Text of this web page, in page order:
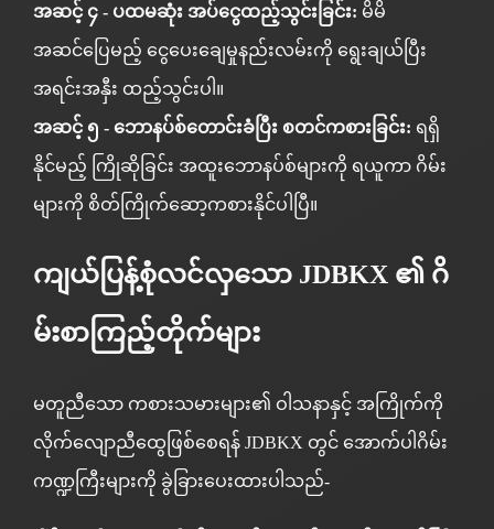
အဆင့် ၄ - ပထမဆုံး အပ်ငွေထည့်သွင်းခြင်း: မိမိ
အဆင်ပြေမည့် ငွေပေးချေမှုနည်းလမ်းကို ရွေးချယ်ပြီး
အရင်းအနှီး ထည့်သွင်းပါ။
အဆင့် ၅ - ဘောနပ်စ်တောင်းခံပြီး စတင်ကစားခြင်း: ရရှိ
နိုင်မည့် ကြိုဆိုခြင်း အထူးဘောနပ်စ်များကို ရယူကာ ဂိမ်း
များကို စိတ်ကြိုက်ဆော့ကစားနိုင်ပါပြီ။
ကျယ်ပြန့်စုံလင်လှသော JDBKX ၏ ဂိ
မ်းစာကြည့်တိုက်များ
မတူညီသော ကစားသမားများ၏ ဝါသနာနှင့် အကြိုက်ကို
လိုက်လျောညီထွေဖြစ်စေရန် JDBKX တွင် အောက်ပါဂိမ်း
ကဏ္ဍကြီးများကို ခွဲခြားပေးထားပါသည်-